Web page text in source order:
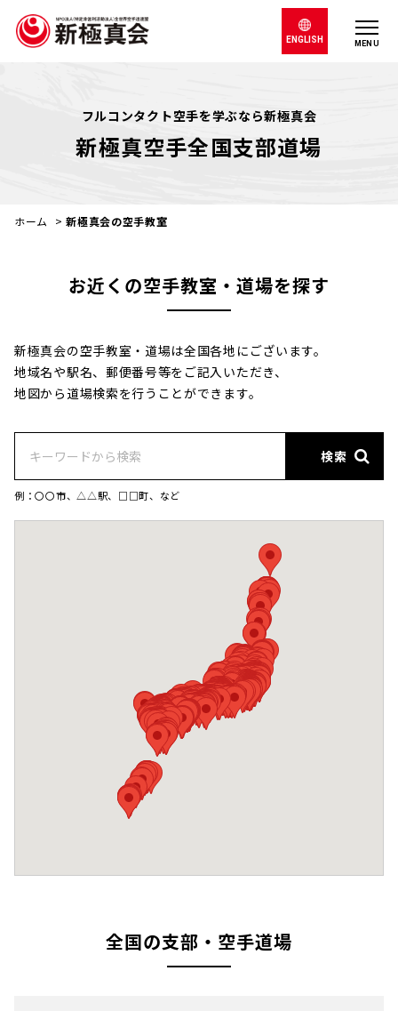
MENU
ENGLISH
フルコンタクト空手を学ぶなら新極真会
新極真空手全国支部道場
ホーム >新極真会の空手教室
お近くの空手教室・道場を探す
新極真会の空手教室・道場は全国各地にございます。
地域名や駅名、郵便番号等をご記入いただき、
地図から道場検索を行うことができます。
検索
例：〇〇市、△△駅、□□町、など
全国の支部・空手道場